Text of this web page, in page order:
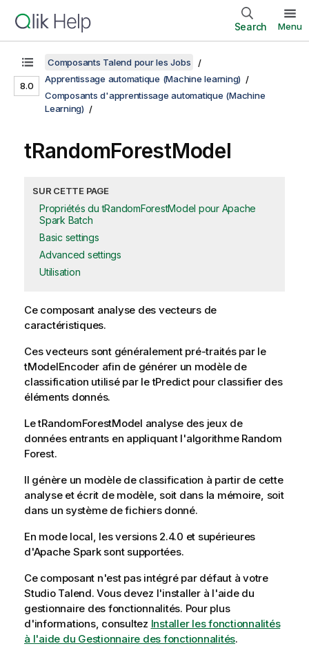
Search Menu
8.0
Composants Talend pour les Jobs
Apprentissage automatique (Machine learning)
Composants d'apprentissage automatique (Machine
Learning)
tRandomForestModel
SUR CETTE PAGE
Propriétés du tRandomForestModel pour Apache
Spark Batch
Basic settings
Advanced settings
Utilisation
Ce composant analyse des vecteurs de
caractéristiques.
Ces vecteurs sont généralement pré-traités par le
tModelEncoderafin de générer un modèle de
classification utilisé par letPredictpour classifier des
éléments donnés.
LetRandomForestModel analyse des jeux de
données entrants en appliquant l'algorithme Random
Forest.
Il génère un modèle de classification à partir de cette
analyse et écrit de modèle, soit dans la mémoire, soit
dans un système de fichiers donné.
En mode local, les versions 2.4.0 et supérieures
d'Apache Spark sont supportées.
Ce composant n'est pas intégré par défaut à votre
Studio Talend. Vous devez l'installer à l'aide du
gestionnaire des fonctionnalités. Pour plus
d'informations, consultez Installer les fonctionnalités
à l'aide du Gestionnaire des fonctionnalités.